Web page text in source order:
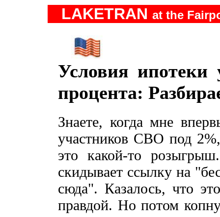
LAKETRAN at the
Условия
процента:
Знаете, когда мне
участников СВО под
это какой-то
скидывает ссылку на
сюда". Казалось, что
правдой. Но потом